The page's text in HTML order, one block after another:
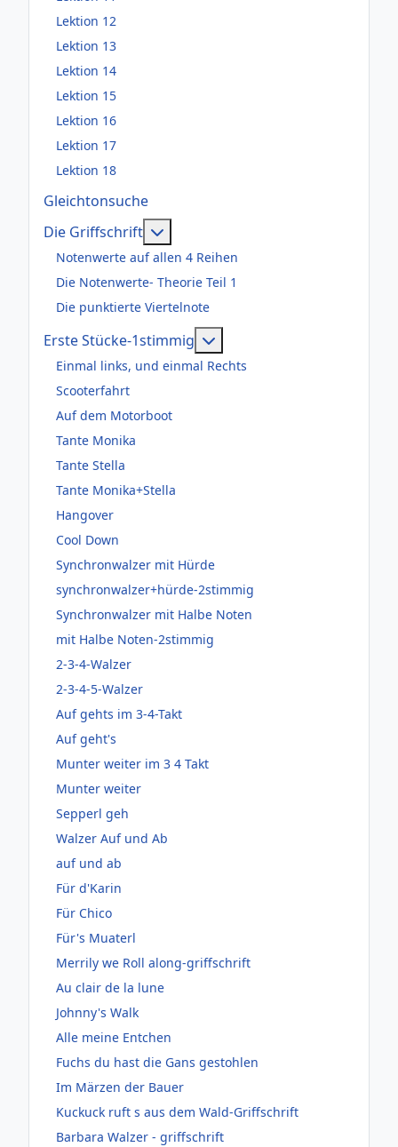
Lektion 12
Lektion 13
Lektion 14
Lektion 15
Lektion 16
Lektion 17
Lektion 18
Gleichtonsuche
Die Griffschrift
Notenwerte auf allen 4 Reihen
Die Notenwerte- Theorie Teil 1
Die punktierte Viertelnote
Erste Stücke-1stimmig
Einmal links, und einmal Rechts
Scooterfahrt
Auf dem Motorboot
Tante Monika
Tante Stella
Tante Monika+Stella
Hangover
Cool Down
Synchronwalzer mit Hürde
synchronwalzer+hürde-2stimmig
Synchronwalzer mit Halbe Noten
mit Halbe Noten-2stimmig
2-3-4-Walzer
2-3-4-5-Walzer
Auf gehts im 3-4-Takt
Auf geht's
Munter weiter im 3 4 Takt
Munter weiter
Sepperl geh
Walzer Auf und Ab
auf und ab
Für d'Karin
Für Chico
Für's Muaterl
Merrily we Roll along-griffschrift
Au clair de la lune
Johnny's Walk
Alle meine Entchen
Fuchs du hast die Gans gestohlen
Im Märzen der Bauer
Kuckuck ruft s aus dem Wald-Griffschrift
Barbara Walzer - griffschrift